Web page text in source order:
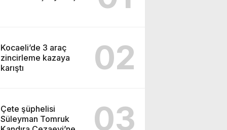
Kocaeli’de 3 araç
zincirleme kazaya
karıştı
02
Çete şüphelisi
Süleyman Tomruk
03